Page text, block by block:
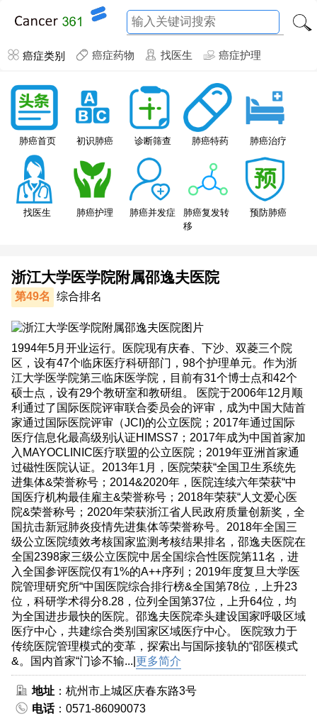
癌症类别 癌症药物 找医生 癌症护理
肺癌首页 初识肺癌 诊断筛查 肺癌特药 肺癌治疗
找医生 肺癌护理 肺癌并发症
肺癌复发转
移
预防肺癌
浙江大学医学院附属邵逸夫医院
第49名 综合排名
1994年5月开业运行。医院现有庆春、下沙、双菱三个院
区，设有47个临床医疗科研部门，98个护理单元。作为浙
江大学医学院第三临床医学院，目前有31个博士点和42个
硕士点，设有29个教研室和教研组。 医院于2006年12月顺
利通过了国际医院评审联合委员会的评审，成为中国大陆首
家通过国际医院评审（JCI)的公立医院；2017年通过国际
医疗信息化最高级别认证HIMSS7；2017年成为中国首家加
入MAYOCLINIC医疗联盟的公立医院；2019年亚洲首家通
过磁性医院认证。2013年1月，医院荣获“全国卫生系统先
进集体&荣誉称号；2014&2020年，医院连续六年荣获“中
国医疗机构最佳雇主&荣誉称号；2018年荣获“人文爱心医
院&荣誉称号；2020年荣获浙江省人民政府质量创新奖，全
国抗击新冠肺炎疫情先进集体等荣誉称号。2018年全国三
级公立医院绩效考核国家监测考核结果排名，邵逸夫医院在
全国2398家三级公立医院中居全国综合性医院第11名，进
入全国参评医院仅有1%的A++序列；2019年度复旦大学医
院管理研究所“中国医院综合排行榜&全国第78位，上升23
位，科研学术得分8.28，位列全国第37位，上升64位，均
为全国进步最快的医院。邵逸夫医院牵头建设国家呼吸区域
医疗中心，共建综合类别国家区域医疗中心。 医院致力于
传统医院管理模式的变革，探索出与国际接轨的“邵医模式
&。国内首家“门诊不输...| 更多简介
地址：杭州市上城区庆春东路3号
电话：0571-86090073